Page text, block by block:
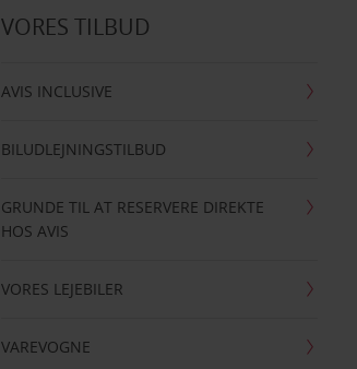
VORES TILBUD
AVIS INCLUSIVE
BILUDLEJNINGSTILBUD
GRUNDE TIL AT RESERVERE DIREKTE
HOS AVIS
VORES LEJEBILER
VAREVOGNE